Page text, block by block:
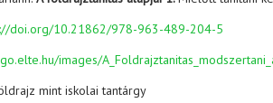
doi.org/10.21862/978-963-489-204-5
images/
mint iskolai tantárgy